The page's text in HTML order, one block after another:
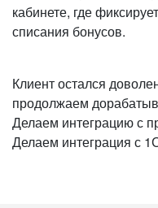
кабинете, где
списания бонусов.
Клиент остался
продолжаем
Делаем интеграцию с
Делаем интеграция с